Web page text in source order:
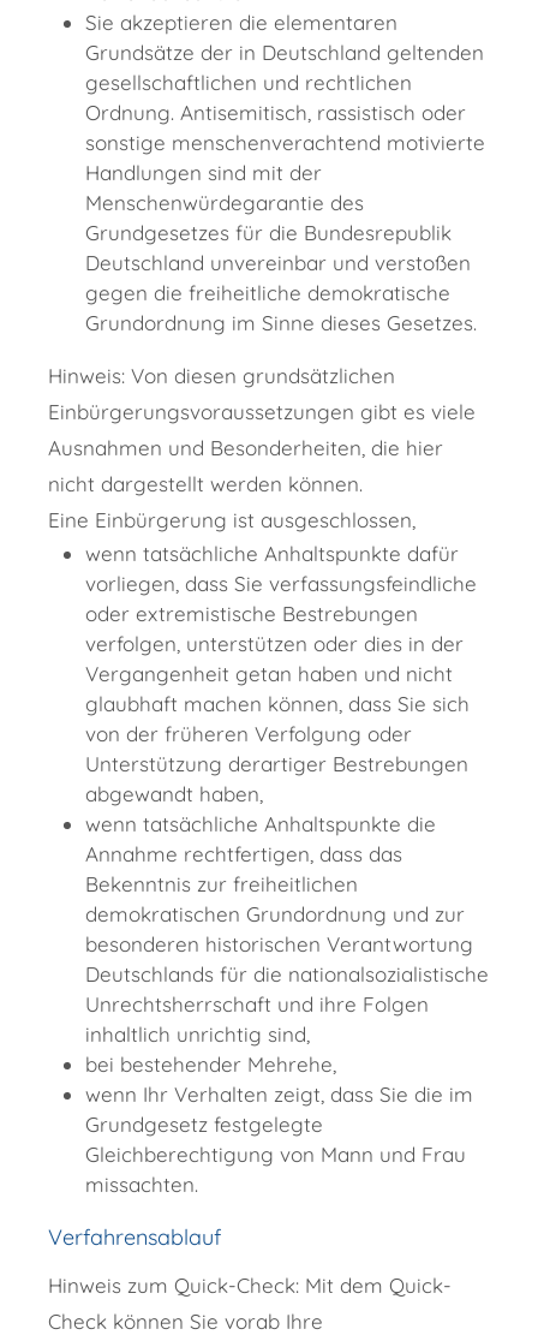
Sie akzeptieren die elementaren
Grundsätze der in Deutschland geltenden
gesellschaftlichen und rechtlichen
Ordnung. Antisemitisch, rassistisch oder
sonstige menschenverachtend motivierte
Handlungen sind mit der
Menschenwürdegarantie des
Grundgesetzes für die Bundesrepublik
Deutschland unvereinbar und verstoßen
gegen die freiheitliche demokratische
Grundordnung im Sinne dieses Gesetzes.
Hinweis: Von diesen grundsätzlichen
Einbürgerungsvoraussetzungen gibt es viele
Ausnahmen und Besonderheiten, die hier
nicht dargestellt werden können.
Eine Einbürgerung ist ausgeschlossen,
wenn tatsächliche Anhaltspunkte dafür
vorliegen, dass Sie verfassungsfeindliche
oder extremistische Bestrebungen
verfolgen, unterstützen oder dies in der
Vergangenheit getan haben und nicht
glaubhaft machen können, dass Sie sich
von der früheren Verfolgung oder
Unterstützung derartiger Bestrebungen
abgewandt haben,
wenn tatsächliche Anhaltspunkte die
Annahme rechtfertigen, dass das
Bekenntnis zur freiheitlichen
demokratischen Grundordnung und zur
besonderen historischen Verantwortung
Deutschlands für die nationalsozialistische
Unrechtsherrschaft und ihre Folgen
inhaltlich unrichtig sind,
bei bestehender Mehrehe,
wenn Ihr Verhalten zeigt, dass Sie die im
Grundgesetz festgelegte
Gleichberechtigung von Mann und Frau
missachten.
Verfahrensablauf
Hinweis zum Quick-Check: Mit dem Quick-
Check können Sie vorab Ihre